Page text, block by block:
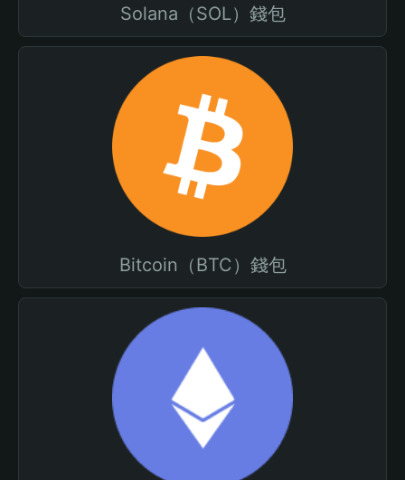
Solana（SOL）錢包
Bitcoin（BTC）錢包